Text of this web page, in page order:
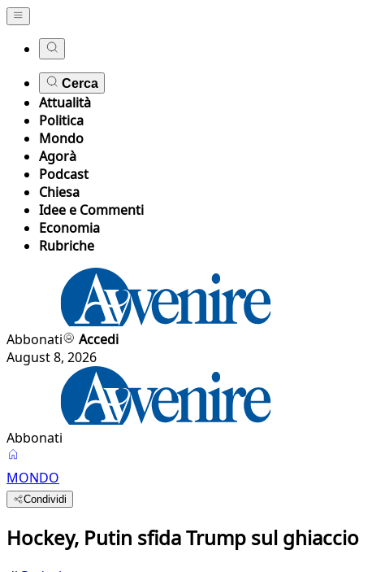
Cerca
Attualità
Politica
Mondo
Agorà
Podcast
Chiesa
Idee e Commenti
Economia
Rubriche
Abbonati
Accedi
August 8, 2026
Abbonati
MONDO
Condividi
Hockey, Putin sfida Trump sul ghiaccio